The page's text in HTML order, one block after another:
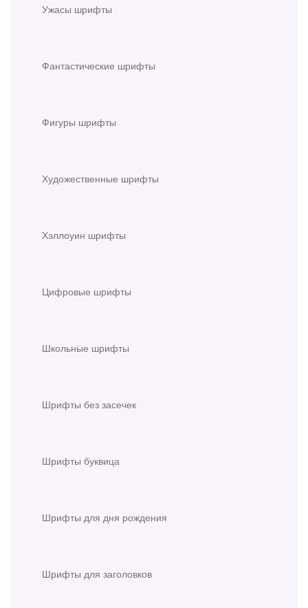
Ужасы шрифты
Фантастические шрифты
Фигуры шрифты
Художественные шрифты
Хэллоуин шрифты
Цифровые шрифты
Школьные шрифты
Шрифты без засечек
Шрифты буквица
Шрифты для дня рождения
Шрифты для заголовков